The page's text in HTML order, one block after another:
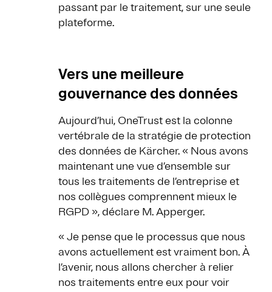
passant par le traitement, sur une seule
plateforme.
Vers une meilleure
gouvernance des données
Aujourd’hui, OneTrust est la colonne
vertébrale de la stratégie de protection
des données de Kärcher. « Nous avons
maintenant une vue d’ensemble sur
tous les traitements de l’entreprise et
nos collègues comprennent mieux le
RGPD », déclare M. Apperger.
« Je pense que le processus que nous
avons actuellement est vraiment bon. À
l’avenir, nous allons chercher à relier
nos traitements entre eux pour voir